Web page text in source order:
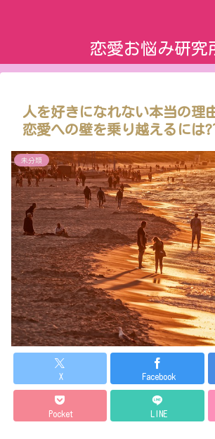
恋愛お悩み研究
人を好きになれない本当の理
恋愛への壁を乗り越えるには
未分類
X Facebook
Pocket LINE